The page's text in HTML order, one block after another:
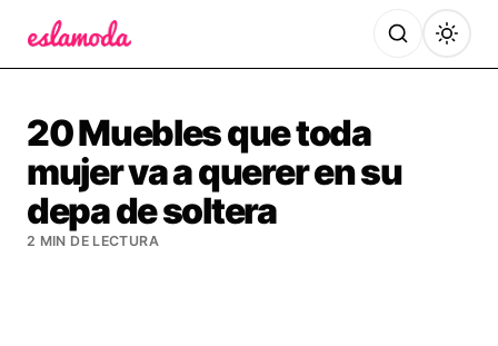
20 Muebles que toda
mujer va a querer en su
depa de soltera
2 MIN DE LECTURA